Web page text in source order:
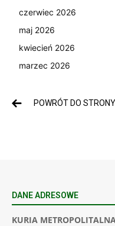
czerwiec 2026
maj 2026
kwiecień 2026
marzec 2026
POWRÓT DO
DANE ADRESOWE
KURIA METROPOLITALNA